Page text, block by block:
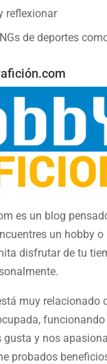
reflexionar
de deportes
es un blog
un hobby
disfrutar de tu
muy relacionado
gusta y nos
probados